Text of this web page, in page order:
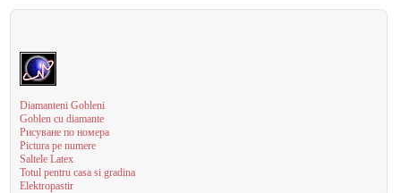
Diamanteni Gobleni
Goblen cu diamante
Рисуване по номера
Pictura pe numere
Saltele Latex
Totul pentru casa si gradina
Elektropastir